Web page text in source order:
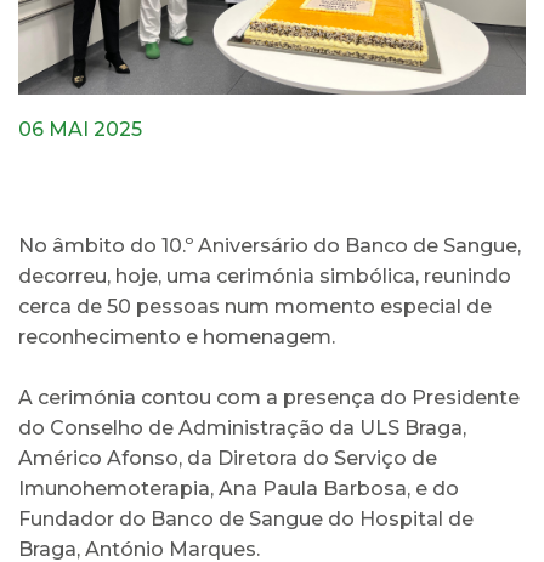
06 MAI 2025
No âmbito do 10.º Aniversário do Banco de Sangue,
decorreu, hoje, uma cerimónia simbólica, reunindo
cerca de 50 pessoas num momento especial de
reconhecimento e homenagem.
A cerimónia contou com a presença do Presidente
do Conselho de Administração da ULS Braga,
Américo Afonso, da Diretora do Serviço de
Imunohemoterapia, Ana Paula Barbosa, e do
Fundador do Banco de Sangue do Hospital de
Braga, António Marques.